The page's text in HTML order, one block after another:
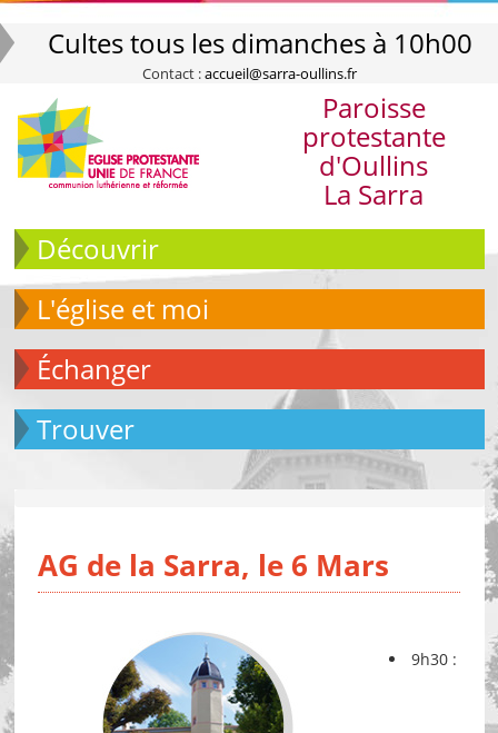
Cultes tous les dimanches à 10h00
Contact :accueil@sarra-oullins.fr
Paroisse
protestante
d'Oullins
La Sarra
Découvrir
L'église et moi
échanger
Trouver
AG de la Sarra, le 6 Mars
9h30 :